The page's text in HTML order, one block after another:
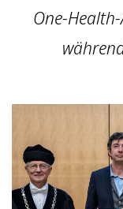
One-